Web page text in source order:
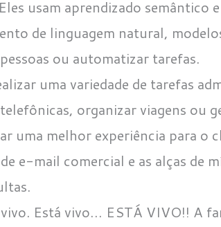
usam aprendizado semântico
de linguagem natural,
ou automatizar tarefas.
uma variedade de tarefas
organizar viagens ou
uma melhor experiência para o
e-mail comercial e as alças de
Está vivo… ESTÁ VIVO!! A